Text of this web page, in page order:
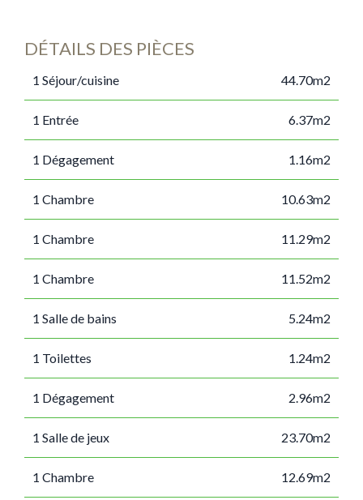
DÉTAILS DES PIÈCES
1 Séjour/cuisine 44.70m2
1 Entrée 6.37m2
1 Dégagement 1.16m2
1 Chambre 10.63m2
1 Chambre 11.29m2
1 Chambre 11.52m2
1 Salle de bains 5.24m2
1 Toilettes 1.24m2
1 Dégagement 2.96m2
1 Salle de jeux 23.70m2
1 Chambre 12.69m2